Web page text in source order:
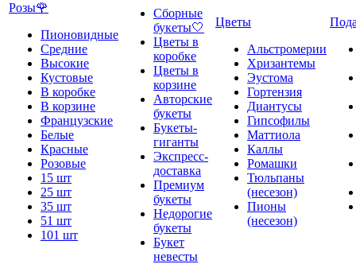
Розы🌹
Пионовидные
Средние
Высокие
Кустовые
В коробке
В корзине
Французские
Белые
Красные
Розовые
15 шт
25 шт
35 шт
51 шт
101 шт
Сборные
букеты🤍
Цветы в
коробке
Цветы в
корзине
Авторские
букеты
Букеты-
гиганты
Экспресс-
доставка
Премиум
букеты
Недорогие
букеты
Букет
невесты
Цветы
Альстромерии
Хризантемы
Эустома
Гортензия
Диантусы
Гипсофилы
Маттиола
Каллы
Ромашки
Тюльпаны
(несезон)
Пионы
(несезон)